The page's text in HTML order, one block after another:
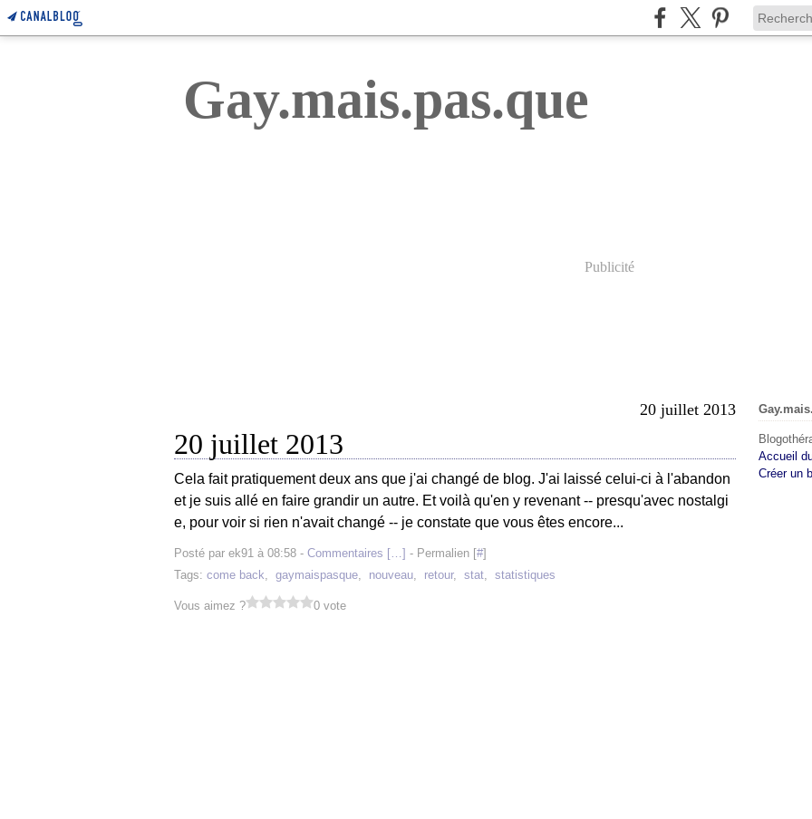
Gay.mais.pas.que
Publicité
20 juillet 2013
20 juillet 2013
Cela fait pratiquement deux ans que j'ai changé de blog. J'ai laissé celui-ci à l'abandon
et je suis allé en faire grandir un autre. Et voilà qu'en y revenant -- presqu'avec nostalgi
e, pour voir si rien n'avait changé -- je constate que vous êtes encore...
Posté par ek91 à 08:58 - Commentaires […] - Permalien [#]
Tags: come back, gaymaispasque, nouveau, retour, stat, statistiques
Vous aimez ? 0 vote
Accueil
Créer un